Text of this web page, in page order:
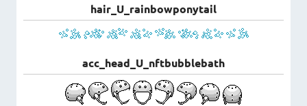
hair_U_rainbowponytail
acc_head_U_nftbubblebath